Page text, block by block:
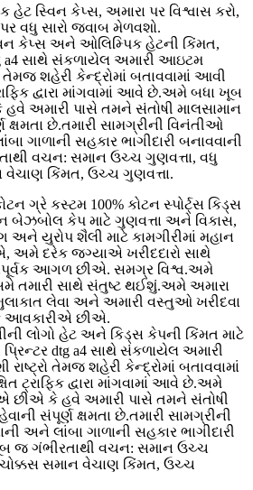
હેટ સ્વિન કેપ્સ, અમારા પર વિશ્વાસ કરો,
વધુ સારો જવાબ મેળવશો.
કેપ્સ અને ઓલિમ્પિક હેટની કિંમત,
a4 સાથે સંકળાયેલ અમારી આઇટમ
તેમજ શહેરી કેન્દ્રોમાં બતાવવામાં આવી
દ્વારા માંગવામાં આવે છે.અમે બધા ખૂબ
અમારી પાસે તમને સંતોષી માલસામાન
ક્ષમતા છે.તમારી સામગ્રીની વિનંતીઓ
ગાળાની સહકાર ભાગીદારી બનાવવાની
વચન: સમાન ઉચ્ચ ગુણવત્તા, વધુ
વેચાણ કિંમત, ઉચ્ચ ગુણવત્તા.
ગ્રે કસ્ટમ 100% કોટન સ્પોર્ટ્સ કિડ્સ
બેઝબોલ કેપ માટે ગુણવત્તા અને વિકાસ,
અને યુરોપ શૈલી માટે કામગીરીમાં મહાન
અમે દરેક જગ્યાએ ખરીદદારો સાથે
આગળ છીએ. સમગ્ર વિશ્વ.અમે
તમારી સાથે સંતુષ્ટ થઈશું.અમે અમારા
લેવા અને અમારી વસ્તુઓ ખરીદવા
આવકારીએ છીએ.
લોગો હેટ અને કિડ્સ કેપની કિંમત માટે
dtg a4 સાથે સંકળાયેલ અમારી
રાષ્ટ્રો તેમજ શહેરી કેન્દ્રોમાં બતાવવામાં
ટ્રાફિક દ્વારા માંગવામાં આવે છે.અમે
છીએ કે હવે અમારી પાસે તમને સંતોષી
સંપૂર્ણ ક્ષમતા છે.તમારી સામગ્રીની
અને લાંબા ગાળાની સહકાર ભાગીદારી
જ ગંભીરતાથી વચન: સમાન ઉચ્ચ
સમાન વેચાણ કિંમત, ઉચ્ચ